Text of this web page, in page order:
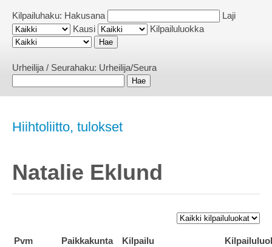
Kilpailuhaku: Hakusana
Laji
Kausi
Kilpailuluokka
Urheilija / Seurahaku: Urheilija/Seura
Hiihtoliitto, tulokset
Natalie Eklund
Pvm Paikkakunta Kilpailu